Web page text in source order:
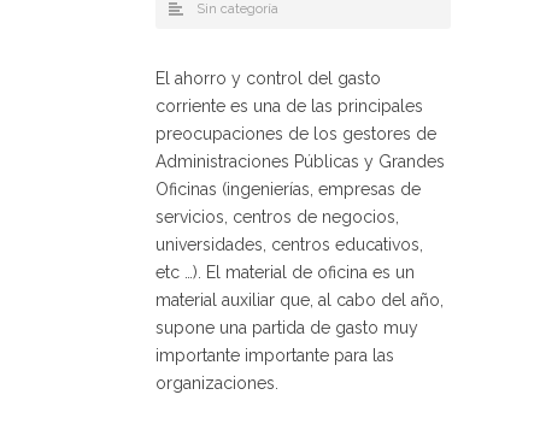
Sin categoría
El ahorro y control del gasto
corriente es una de las principales
preocupaciones de los gestores de
Administraciones Públicas y Grandes
Oficinas (ingenierías, empresas de
servicios, centros de negocios,
universidades, centros educativos,
etc …). El material de oficina es un
material auxiliar que, al cabo del año,
supone una partida de gasto muy
importante importante para las
organizaciones.